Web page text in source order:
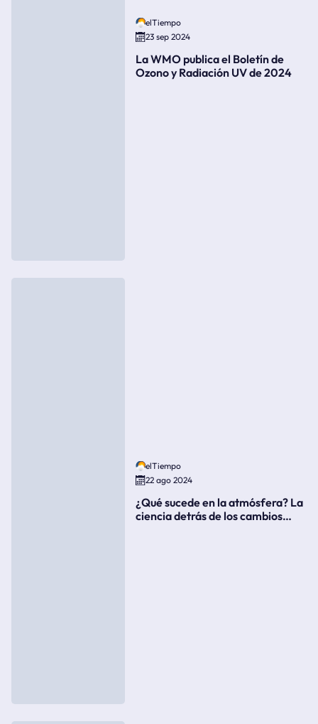
elTiempo
23 sep 2024
La WMO publica el Boletín de
Ozono y Radiación UV de 2024
elTiempo
22 ago 2024
¿Qué sucede en la atmósfera? La
ciencia detrás de los cambios